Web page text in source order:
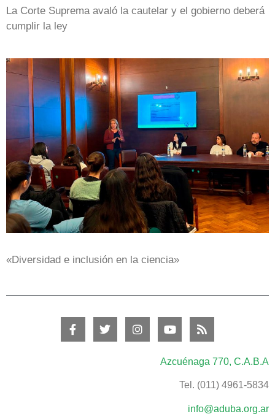
La Corte Suprema avaló la cautelar y el gobierno deberá
cumplir la ley
«Diversidad e inclusión en la ciencia»
Azcuénaga 770, C.A.B.A
Tel. (011) 4961-5834
info@aduba.org.ar